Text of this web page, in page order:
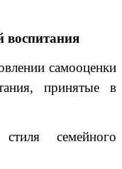
воспитания
самооценки
принятые в
семейного